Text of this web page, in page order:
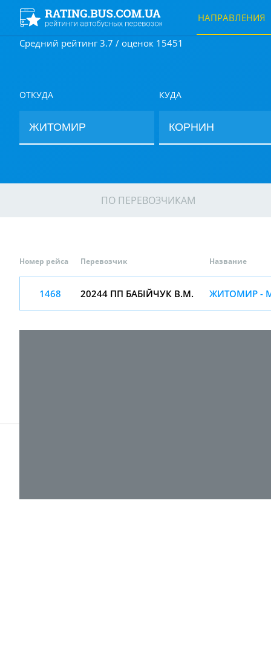
НАПРАВЛЕНИЯ
Средний рейтинг 3.7 / оценок 15451
ОТКУДА КУДА
ПО ПЕРЕВОЗЧИКАМ
Номер рейса Перевозчик Название
1468 20244 ПП БАБІЙЧУК В.М. ЖИТОМИР -